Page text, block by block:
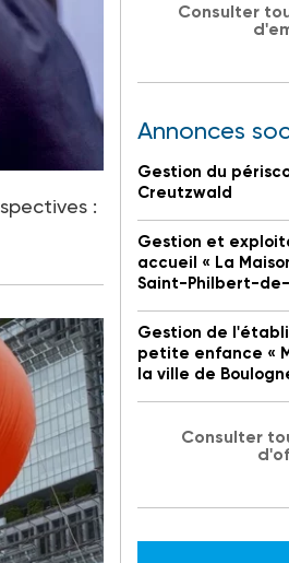
:
Consulter
Annonces
Gestion du
Creutzwald
Gestion et
accueil « La
Saint-Philbert-
Gestion de
petite enfance «
la ville de
Consulter